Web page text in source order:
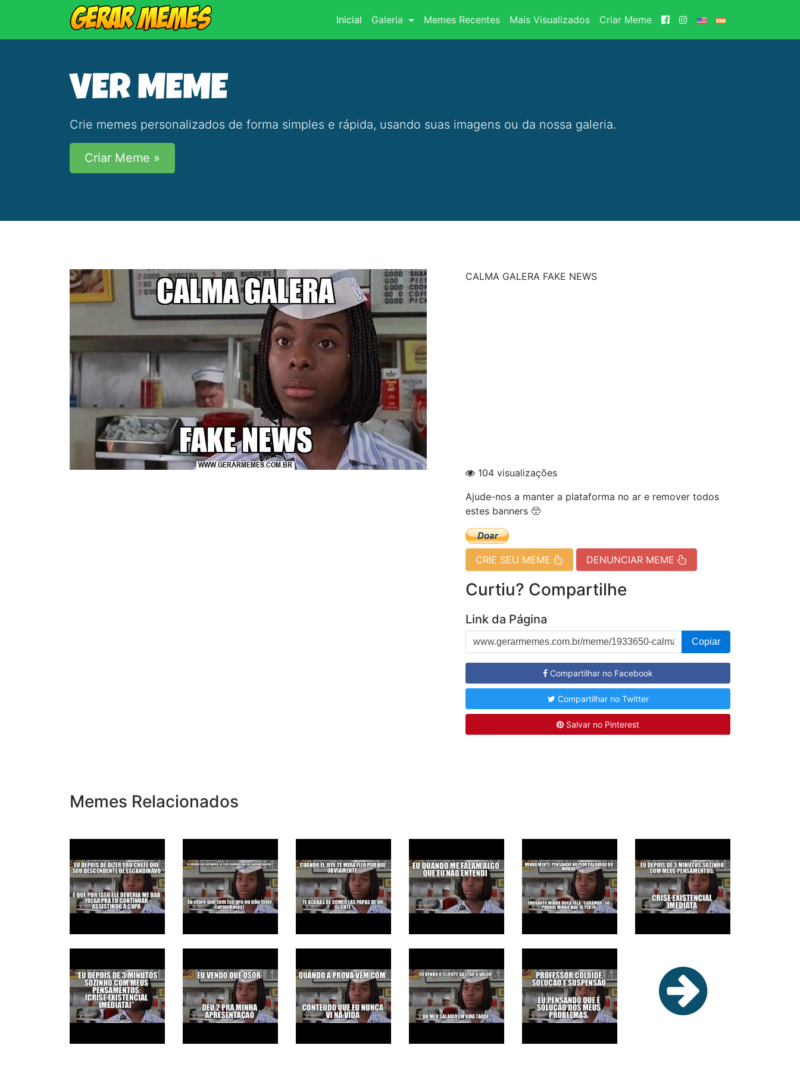
Inicial(current)
Galeria Memes Recentes Mais Visualizados Criar Meme
VER MEME
Crie memes personalizados de forma simples e rápida, usando suas imagens ou da nossa galeria.
Criar Meme »
CALMA GALERA FAKE NEWS
104 visualizações
Ajude-nos a manter a plataforma no ar e remover todos
estes banners 🥺
CRIE SEU MEME DENUNCIAR MEME
Curtiu? Compartilhe
Link da Página
Copiar
Compartilhar no Facebook
Compartilhar no Twitter
Salvar no Pinterest
Memes Relacionados